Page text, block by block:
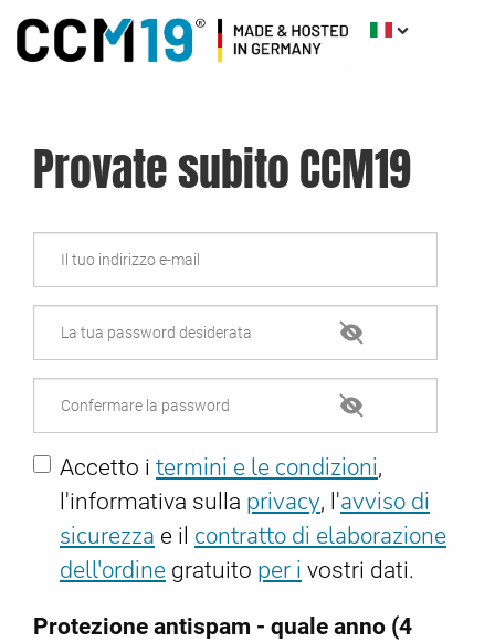
Provate subito CCM19
Accetto i termini e le condizioni,
l'informativa sulla privacy, l'avviso di
sicurezza e il contratto di elaborazione
dell'ordine gratuito per i vostri dati.
Protezione antispam - quale anno (4